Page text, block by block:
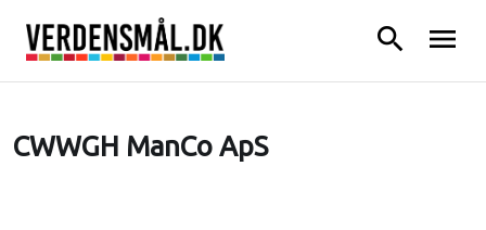
search menu
CWWGH ManCo ApS